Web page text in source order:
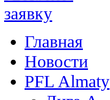
Главная
Новости
PFL Almaty